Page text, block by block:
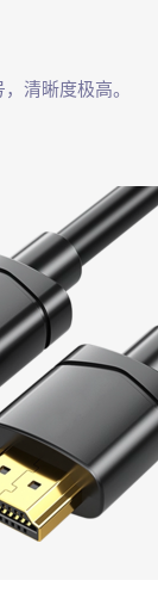
清晰度极高。